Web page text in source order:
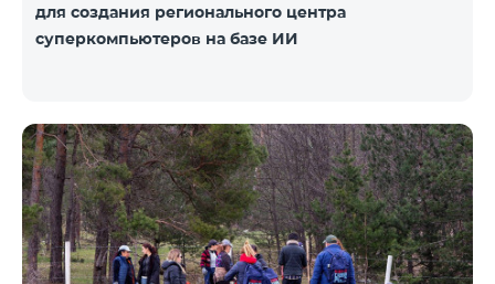
для создания регионального центра
суперкомпьютеров на базе ИИ